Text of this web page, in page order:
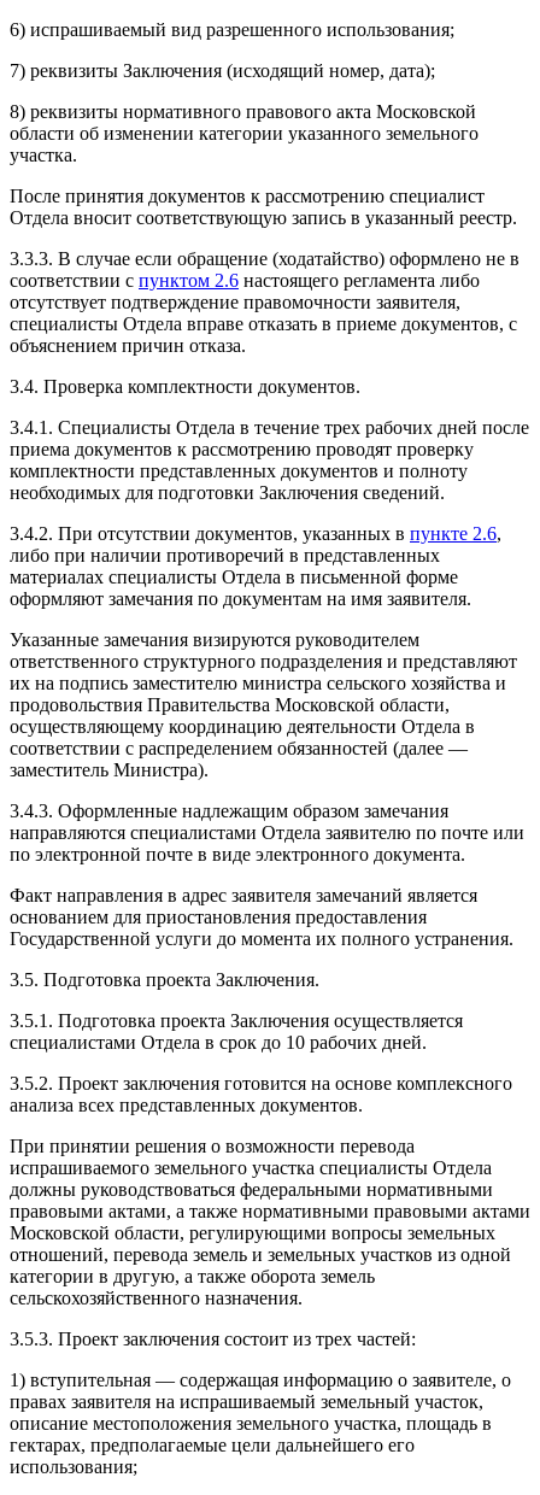
6) испрашиваемый вид разрешенного использования;
7) реквизиты Заключения (исходящий номер, дата);
8) реквизиты нормативного правового акта Московской
области об изменении категории указанного земельного
участка.
После принятия документов к рассмотрению специалист
Отдела вносит соответствующую запись в указанный реестр.
3.3.3. В случае если обращение (ходатайство) оформлено не в
соответствии с пунктом 2.6 настоящего регламента либо
отсутствует подтверждение правомочности заявителя,
специалисты Отдела вправе отказать в приеме документов, с
объяснением причин отказа.
3.4. Проверка комплектности документов.
3.4.1. Специалисты Отдела в течение трех рабочих дней после
приема документов к рассмотрению проводят проверку
комплектности представленных документов и полноту
необходимых для подготовки Заключения сведений.
3.4.2. При отсутствии документов, указанных в пункте 2.6,
либо при наличии противоречий в представленных
материалах специалисты Отдела в письменной форме
оформляют замечания по документам на имя заявителя.
Указанные замечания визируются руководителем
ответственного структурного подразделения и представляют
их на подпись заместителю министра сельского хозяйства и
продовольствия Правительства Московской области,
осуществляющему координацию деятельности Отдела в
соответствии с распределением обязанностей (далее —
заместитель Министра).
3.4.3. Оформленные надлежащим образом замечания
направляются специалистами Отдела заявителю по почте или
по электронной почте в виде электронного документа.
Факт направления в адрес заявителя замечаний является
основанием для приостановления предоставления
Государственной услуги до момента их полного устранения.
3.5. Подготовка проекта Заключения.
3.5.1. Подготовка проекта Заключения осуществляется
специалистами Отдела в срок до 10 рабочих дней.
3.5.2. Проект заключения готовится на основе комплексного
анализа всех представленных документов.
При принятии решения о возможности перевода
испрашиваемого земельного участка специалисты Отдела
должны руководствоваться федеральными нормативными
правовыми актами, а также нормативными правовыми актами
Московской области, регулирующими вопросы земельных
отношений, перевода земель и земельных участков из одной
категории в другую, а также оборота земель
сельскохозяйственного назначения.
3.5.3. Проект заключения состоит из трех частей:
1) вступительная — содержащая информацию о заявителе, о
правах заявителя на испрашиваемый земельный участок,
описание местоположения земельного участка, площадь в
гектарах, предполагаемые цели дальнейшего его
использования;